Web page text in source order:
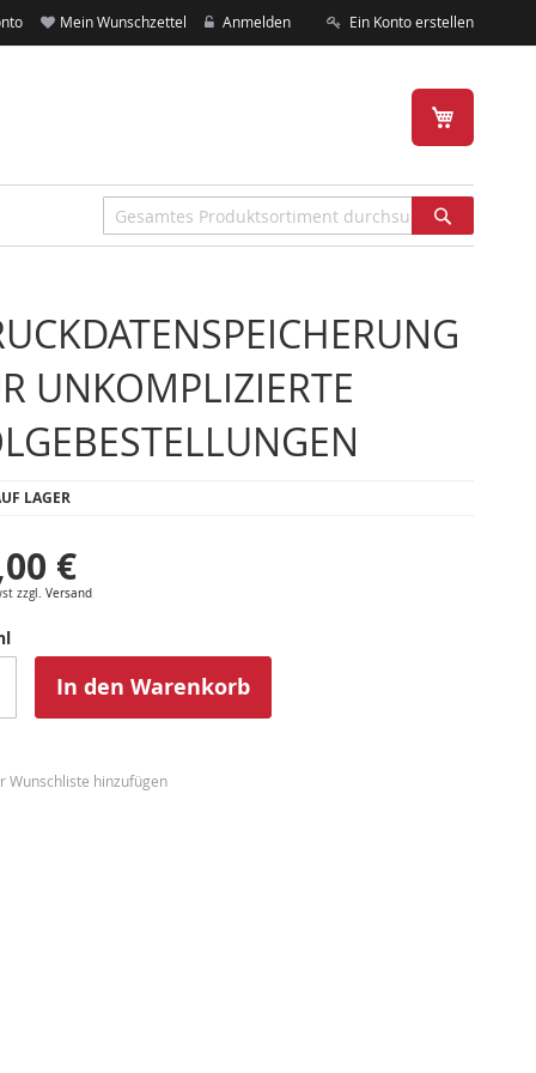
Mein Wunschzettel Anmelden Ein Konto erstellen
Mein
Suche
UNKOMPLIZIERTE
LAGER
€
zzgl. Versand
In den Warenkorb
Wunschliste hinzufügen